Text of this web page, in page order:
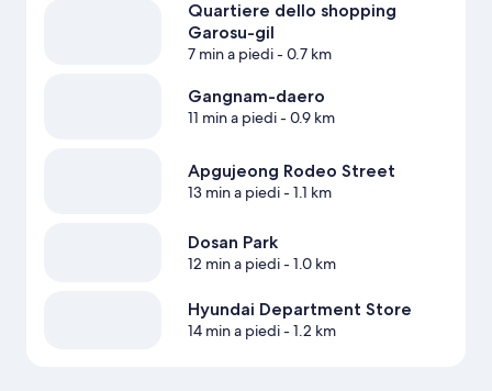
Quartiere dello shopping
Garosu-gil
7 min a piedi- 0.7 km
Gangnam-daero
11 min a piedi- 0.9 km
Apgujeong Rodeo Street
13 min a piedi- 1.1 km
Dosan Park
12 min a piedi- 1.0 km
Hyundai Department Store
14 min a piedi- 1.2 km